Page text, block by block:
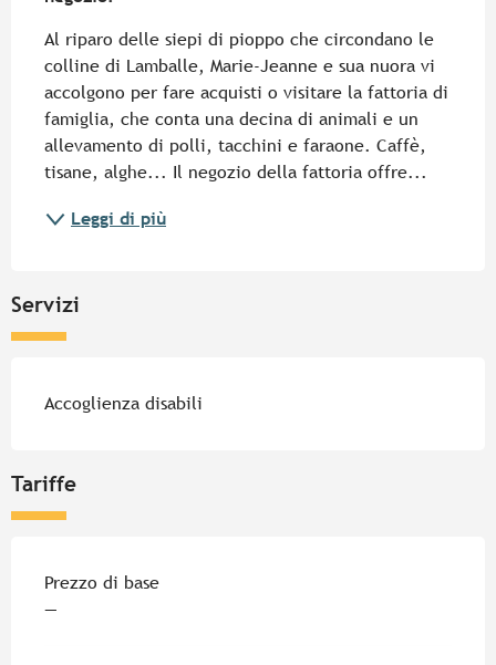
Al riparo delle siepi di pioppo che circondano le
colline di Lamballe, Marie-Jeanne e sua nuora vi
accolgono per fare acquisti o visitare la fattoria di
famiglia, che conta una decina di animali e un
allevamento di polli, tacchini e faraone. Caffè,
tisane, alghe... Il negozio della fattoria offre...
Leggi di più
Servizi
Accoglienza disabili
Tariffe
Tariffe 2026
Prezzo di base
—